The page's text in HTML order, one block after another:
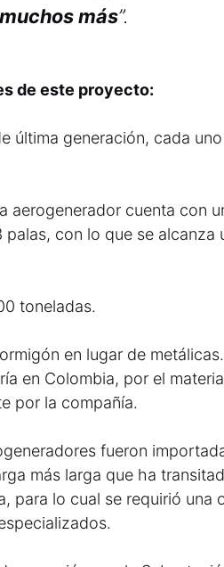
más”.
de este proyecto:
última generación, cada
aerogenerador cuenta con
palas, con lo que se alcanza
toneladas.
en lugar de
en Colombia, por el
por la compañía.
fueron
más larga que ha
para lo cual se requirió una